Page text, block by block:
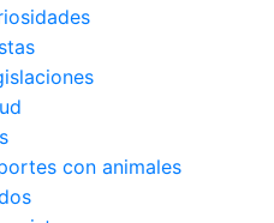
con animales